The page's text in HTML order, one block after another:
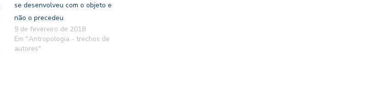
se desenvolveu com o objeto e
não o precedeu
9 de fevereiro de 2018
Em "Antropologia - trechos de
autores"